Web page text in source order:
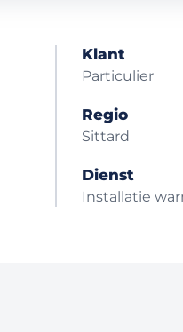
Klant
Particulier
Regio
Sittard
Dienst
Installatie